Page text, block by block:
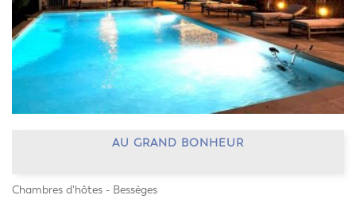
AU GRAND BONHEUR
Chambres d'hôtes - Bessèges